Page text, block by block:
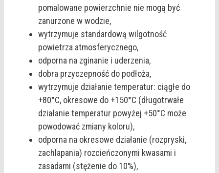
pomalowane powierzchnie nie mogą być
zanurzone w wodzie,
wytrzymuje standardową wilgotność
powietrza atmosferycznego,
odporna na zginanie i uderzenia,
dobra przyczepność do podłoża,
wytrzymuje działanie temperatur: ciągłe do
+80°C, okresowe do +150°C (długotrwałe
działanie temperatur powyżej +50°C może
powodować zmiany koloru),
odporna na okresowe działanie (rozpryski,
zachlapania) rozcieńczonymi kwasami i
zasadami (stężenie do 10%),